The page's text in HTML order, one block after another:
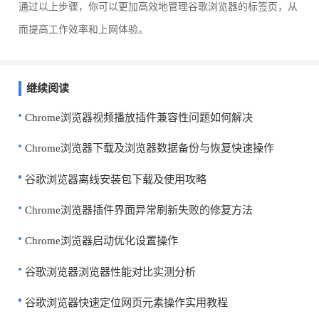
通过以上步骤，你可以更加高效地管理谷歌浏览器的标签页，从
而提高工作效率和上网体验。
继续阅读
Chrome浏览器视频播放插件兼容性问题如何解决
Chrome浏览器下载及浏览器数据备份与恢复快速操作
谷歌浏览器离线安装包下载及使用攻略
Chrome浏览器插件界面异常刷新失败的修复方法
Chrome浏览器启动优化设置操作
谷歌浏览器浏览器性能对比实测分析
谷歌浏览器快速定位网页元素操作实用教程